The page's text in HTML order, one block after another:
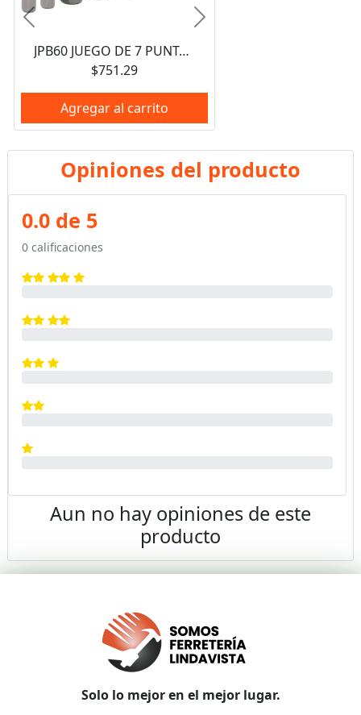
JPB60 JUEGO DE 7 PUNTAS BRISTOL HEXAGONO DE 5/16" URREA
$751.29
Agregar al carrito
Anterior Siguiente
Opiniones del producto
Aun no hay opiniones de este
producto
0.0 de 5
0 calificaciones
Solo lo mejor en el mejor lugar.